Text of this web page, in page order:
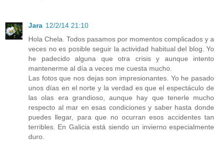
Jara 12/2/14 21:10
Hola Chela. Todos pasamos por momentos complicados y a
veces no es posible seguir la actividad habitual del blog. Yo
he padecido alguna que otra crisis y aunque intento
mantenerme al día a veces me cuesta mucho.
Las fotos que nos dejas son impresionantes. Yo he pasado
unos días en el norte y la verdad es que el espectáculo de
las olas era grandioso, aunque hay que tenerle mucho
respecto al mar en esas condiciones y saber hasta donde
puedes llegar, para que no ocurran esos accidentes tan
terribles. En Galicia está siendo un invierno especialmente
duro.